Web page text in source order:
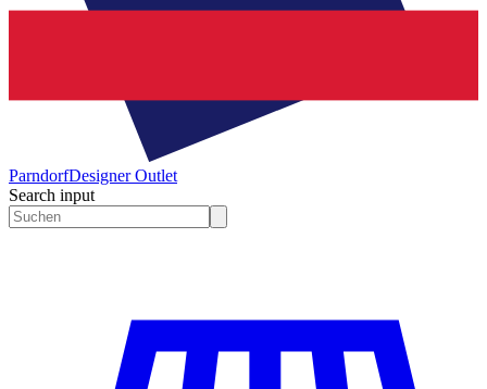
ParndorfDesigner Outlet
Search input